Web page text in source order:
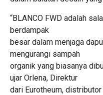
“BLANCO FWD adalah
berdampak
besar dalam menjaga
mengurangi sampah
organik yang biasanya
ujar Orlena, Direktur
dari Eurotheum,